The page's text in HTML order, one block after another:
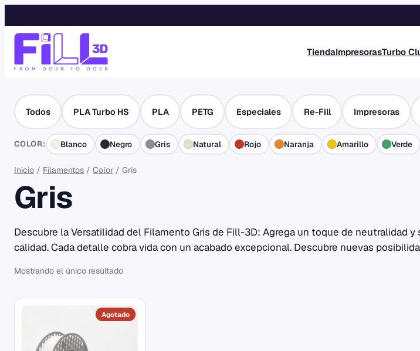
al
contenido
TiendaImpresorasTurbo
Todos PLA Turbo HS PLA PETG Especiales Re-Fill Impresoras
COLOR: Blanco Negro Gris Natural Rojo Naranja Amarillo Verde
Inicio / Filamentos / Color / Gris
Gris
Descubre la Versatilidad del Filamento Gris de Fill-3D: Agrega un toque de neutralidad
calidad. Cada detalle cobra vida con un acabado excepcional. Descubre nuevas
Mostrando el único resultado
tiene